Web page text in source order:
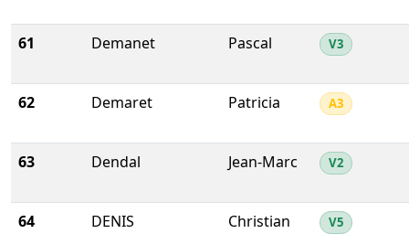
61 Demanet Pascal V3
62 Demaret Patricia A3
63 Dendal Jean-Marc V2
64 DENIS Christian V5